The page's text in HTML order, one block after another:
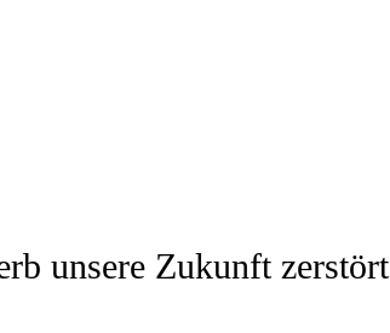
unsere Zukunft zerstört